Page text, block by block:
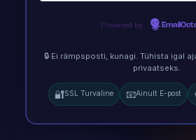
Powered by
🔒 Ei rämpsposti, kunagi. Tühista igal
privaatseks.
🔐SSL Turvaline 📧Ainult E-post